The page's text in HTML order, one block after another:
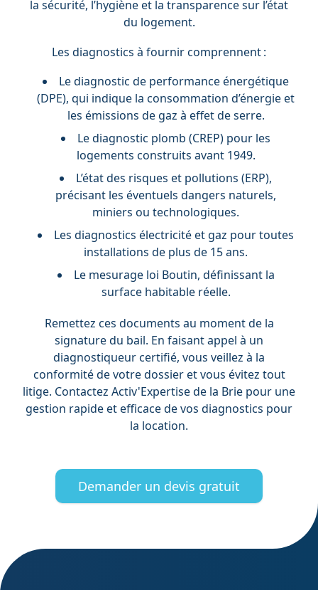
la sécurité, l’hygiène et la transparence sur l’état
du logement.
Les diagnostics à fournir comprennent :
Le diagnostic de performance énergétique
(DPE), qui indique la consommation d’énergie et
les émissions de gaz à effet de serre.
Le diagnostic plomb (CREP) pour les
logements construits avant 1949.
L’état des risques et pollutions (ERP),
précisant les éventuels dangers naturels,
miniers ou technologiques.
Les diagnostics électricité et gaz pour toutes
installations de plus de 15 ans.
Le mesurage loi Boutin, définissant la
surface habitable réelle.
Remettez ces documents au moment de la
signature du bail. En faisant appel à un
diagnostiqueur certifié, vous veillez à la
conformité de votre dossier et vous évitez tout
litige. Contactez Activ'Expertise de la Brie pour une
gestion rapide et efficace de vos diagnostics pour
la location.
Demander un devis gratuit